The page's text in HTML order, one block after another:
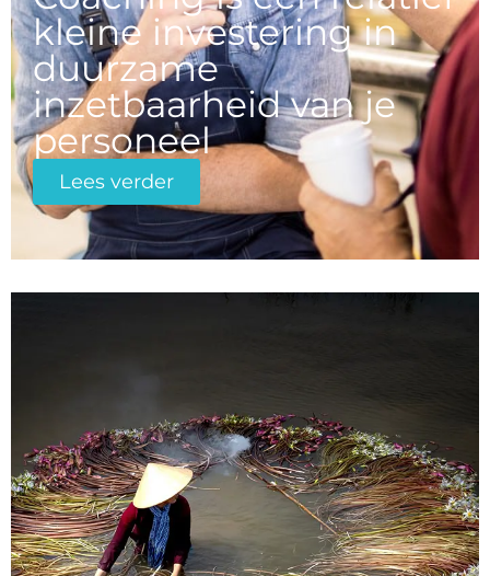
kleine investering in
duurzame
inzetbaarheid van je
personeel
Lees verder